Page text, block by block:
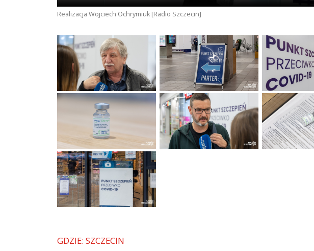
Realizacja Wojciech Ochrymiuk [Radio Szczecin]
GDZIE: SZCZECIN